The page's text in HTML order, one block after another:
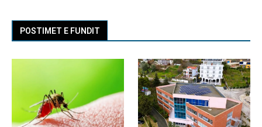
POSTIMET E FUNDIT